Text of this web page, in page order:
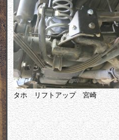
タホ リフトアップ 宮崎